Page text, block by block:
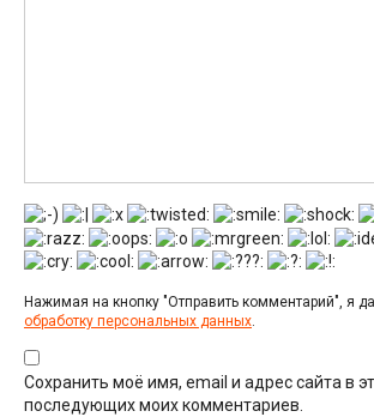
Нажимая на кнопку "Отправить комментарий", я
обработку персональных данных.
Сохранить моё имя, email и адрес сайта в
последующих моих комментариев.